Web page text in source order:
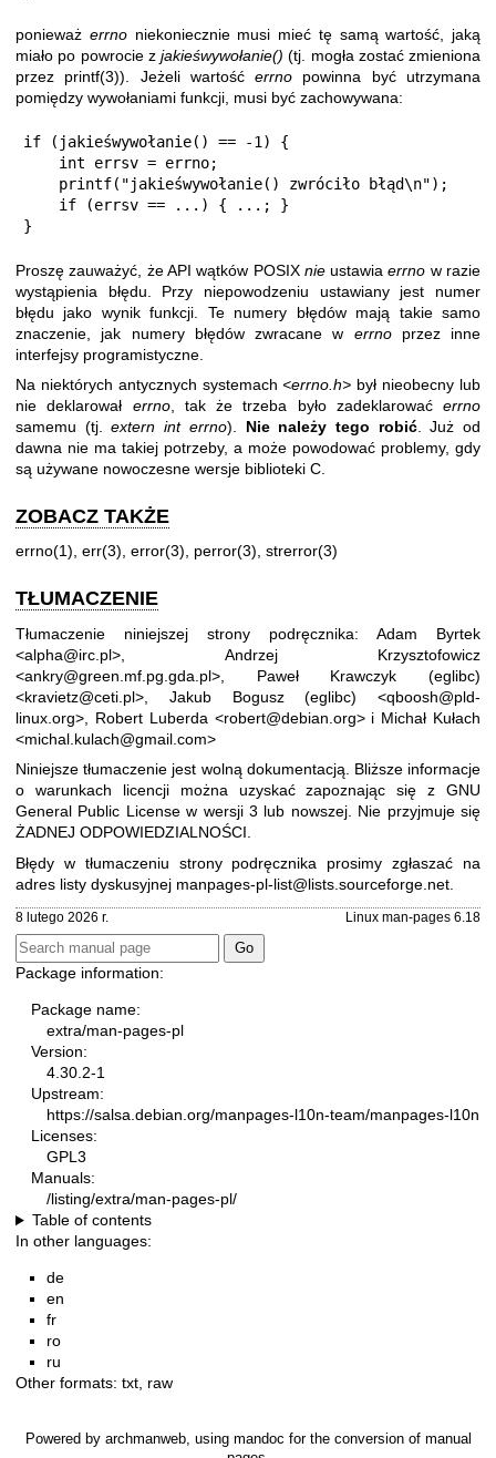
ponieważ errnoniekoniecznie musi mieć tę samą wartość, jaką
miało po powrocie z jakieśwywołanie() (tj. mogła zostać zmieniona
przez printf(3)). Jeżeli wartośćerrno powinna być utrzymana
pomiędzy wywołaniami funkcji, musi być zachowywana:
if (jakieśwywołanie() == -1) {
}
Proszę zauważyć, że API wątków POSIX nieustawiaerrno w razie
wystąpienia błędu. Przy niepowodzeniu ustawiany jest numer
błędu jako wynik funkcji. Te numery błędów mają takie samo
znaczenie, jak numery błędów zwracane w errnoprzez inne
interfejsy programistyczne.
Na niektórych antycznych systemach<errno.h> był nieobecny lub
nie deklarował errno, tak że trzeba było zadeklarować errno
samemu (tj.extern int errno). Nie należy tego robić. Już od
dawna nie ma takiej potrzeby, a może powodować problemy, gdy
są używane nowoczesne wersje biblioteki C.
ZOBACZ TAKŻE
errno(1), err(3), error(3), perror(3), strerror(3)
TŁUMACZENIE
Tłumaczenie niniejszej strony podręcznika: Adam Byrtek
<alpha@irc.pl>, Andrzej Krzysztofowicz
<ankry@green.mf.pg.gda.pl>, Paweł Krawczyk (eglibc)
<kravietz@ceti.pl>, Jakub Bogusz (eglibc) <qboosh@pld-
linux.org>, Robert Luberda <robert@debian.org> i Michał Kułach
<michal.kulach@gmail.com>
Niniejsze tłumaczenie jest wolną dokumentacją. Bliższe informacje
o warunkach licencji można uzyskać zapoznając się z GNU
General Public License w wersji 3 lub nowszej. Nie przyjmuje się
ŻADNEJ ODPOWIEDZIALNOŚCI.
Błędy w tłumaczeniu strony podręcznika prosimy zgłaszać na
adres listy dyskusyjnej manpages-pl-list@lists.sourceforge.net
8 lutego 2026 r. Linux man-pages 6.18
Package information:
Package name:
extra/man-pages-pl
Version:
4.30.2-1
Upstream:
https://salsa.debian.org/manpages-l10n-team/manpages-l10n
Licenses:
GPL3
Manuals:
/listing/extra/man-pages-pl/
Table of contents
In other languages:
de
en
fr
ro
ru
Other formats: txt, raw
Powered by archmanweb, using mandoc for the conversion of manual